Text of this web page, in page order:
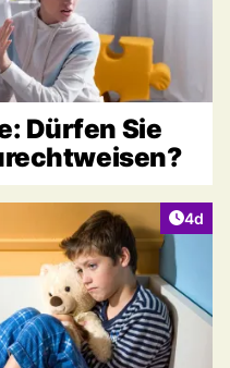
Dürfen Sie
4d